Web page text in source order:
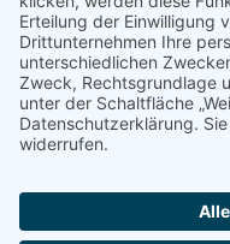
diese
Mehr
powered by